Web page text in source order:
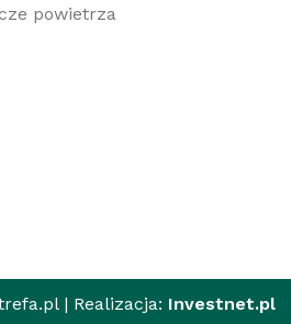
powietrza
| Realizacja: Investnet.pl